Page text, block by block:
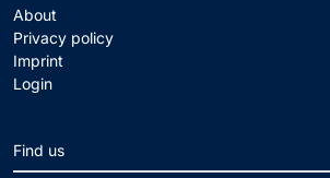
About
Privacy policy
Imprint
Login
Find us